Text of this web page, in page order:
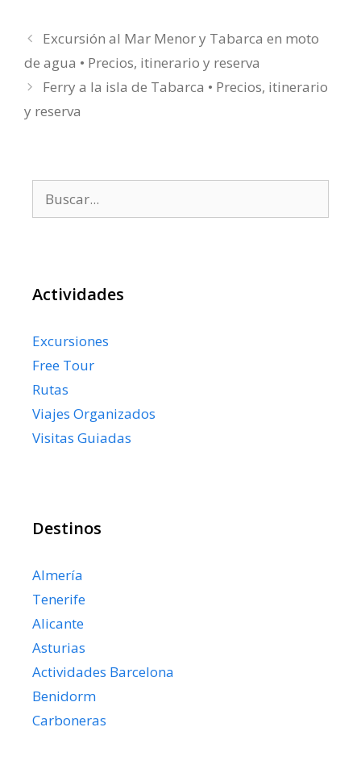
Excursión al Mar Menor y Tabarca en moto
de agua • Precios, itinerario y reserva
Ferry a la isla de Tabarca • Precios, itinerario
y reserva
Actividades
Excursiones
Free Tour
Rutas
Viajes Organizados
Visitas Guiadas
Destinos
Almería
Tenerife
Alicante
Asturias
Actividades Barcelona
Benidorm
Carboneras